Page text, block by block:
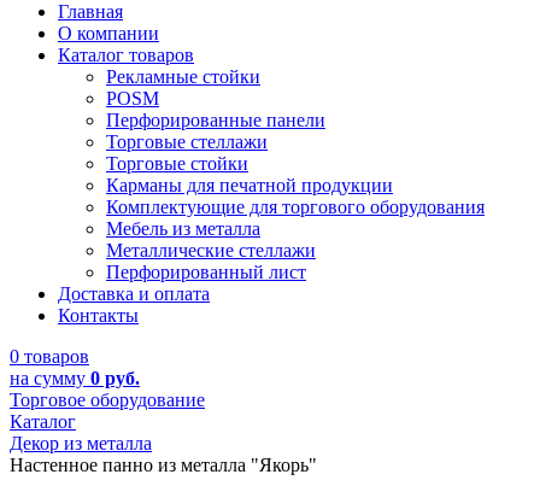
Главная
О компании
Каталог товаров
Рекламные стойки
POSM
Перфорированные панели
Торговые стеллажи
Торговые стойки
Карманы для печатной продукции
Комплектующие для торгового оборудования
Мебель из металла
Металлические стеллажи
Перфорированный лист
Доставка и оплата
Контакты
0 товаров
на сумму 0 руб.
Торговое оборудование
Каталог
Декор из металла
Настенное панно из металла "Якорь"